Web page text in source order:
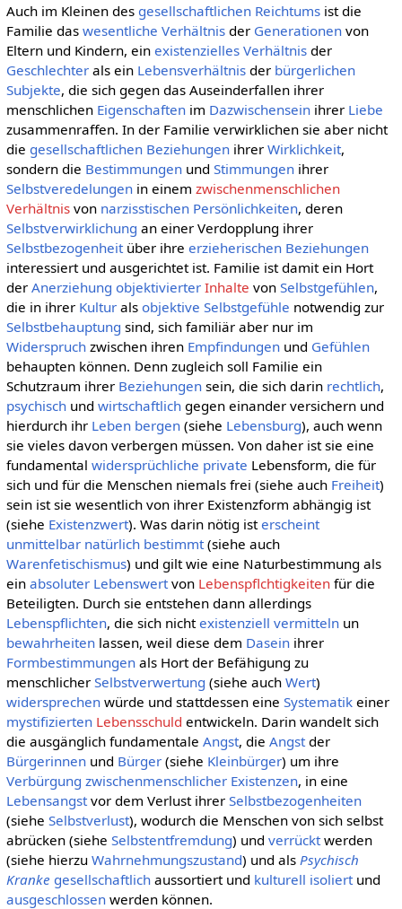
Auch im Kleinen des gesellschaftlichen Reichtumsist die
Familie das wesentliche Verhältnisder Generationenvon
Eltern und Kindern, ein existenzielles Verhältnisder
Geschlechterals ein Lebensverhältnisder bürgerlichen
Subjekte, die sich gegen das Auseinderfallen ihrer
menschlichen Eigenschaftenim Dazwischenseinihrer Liebe
zusammenraffen. In der Familie verwirklichen sie aber nicht
die gesellschaftlichen Beziehungenihrer Wirklichkeit,
sondern die Bestimmungenund Stimmungenihrer
Selbstveredelungenin einem zwischenmenschlichen
Verhältnisvon narzisstischen Persönlichkeiten, deren
Selbstverwirklichung an einer Verdopplung ihrer
Selbstbezogenheitüber ihre erzieherischen Beziehungen
interessiert und ausgerichtet ist. Familie ist damit ein Hort
der Anerziehung objektivierter Inhalte von Selbstgefühlen,
die in ihrer Kulturals objektive Selbstgefühle notwendig zur
Selbstbehauptung sind, sich familiär aber nur im
Widerspruchzwischen ihren Empfindungenund Gefühlen
behaupten können. Denn zugleich soll Familie ein
Schutzraum ihrer Beziehungensein, die sich darin rechtlich,
psychischund wirtschaftlichgegen einander versichern und
hierdurch ihr Leben bergen(siehe Lebensburg), auch wenn
sie vieles davon verbergen müssen. Von daher ist sie eine
fundamental widersprüchliche private Lebensform, die für
sich und für die Menschen niemals frei (siehe auch Freiheit)
sein ist sie wesentlich von ihrer Existenzform abhängig ist
(siehe Existenzwert). Was darin nötig isterscheint
unmittelbar natürlich bestimmt(siehe auch
Warenfetischismus) und gilt wie eine Naturbestimmung als
ein absoluter Lebenswertvon Lebenspflchtigkeitenfür die
Beteiligten. Durch sie entstehen dann allerdings
Lebenspflichten, die sich nichtexistenziell vermittelnun
bewahrheitenlassen, weil diese dem Daseinihrer
Formbestimmungenals Hort der Befähigung zu
menschlicher Selbstverwertung (siehe auch Wert)
widersprechenwürde und stattdessen eine Systematikeiner
mystifizierten Lebensschuld entwickeln. Darin wandelt sich
die ausgänglich fundamentale Angst, die Angstder
Bürgerinnenund Bürger(siehe Kleinbürger) um ihre
Verbürgung zwischenmenschlicher Existenzen, in eine
Lebensangstvor dem Verlust ihrer Selbstbezogenheiten
(siehe Selbstverlust), wodurch die Menschen von sich selbst
abrücken (siehe Selbstentfremdung) und verrücktwerden
(siehe hierzu Wahrnehmungszustand) und als Psychisch
Kranke gesellschaftlichaussortiert und kulturell isoliertund
ausgeschlossenwerden können.